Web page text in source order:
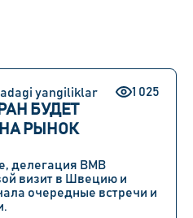
yangiliklar 1 025
БУДЕТ
РЫНОК
делегация BMB
визит в Швецию и
очередные встречи и
.